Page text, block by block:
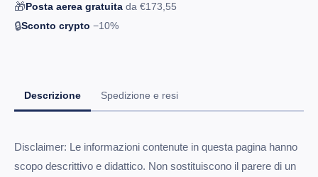
🎁Posta aerea gratuita da €173,55
🔒Sconto crypto −10%
Descrizione Spedizione e resi
Disclaimer: Le informazioni contenute in questa pagina hanno
scopo descrittivo e didattico. Non sostituiscono il parere di un